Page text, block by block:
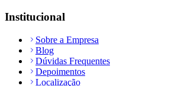
Institucional
Sobre a Empresa
Blog
Dúvidas Frequentes
Depoimentos
Localização